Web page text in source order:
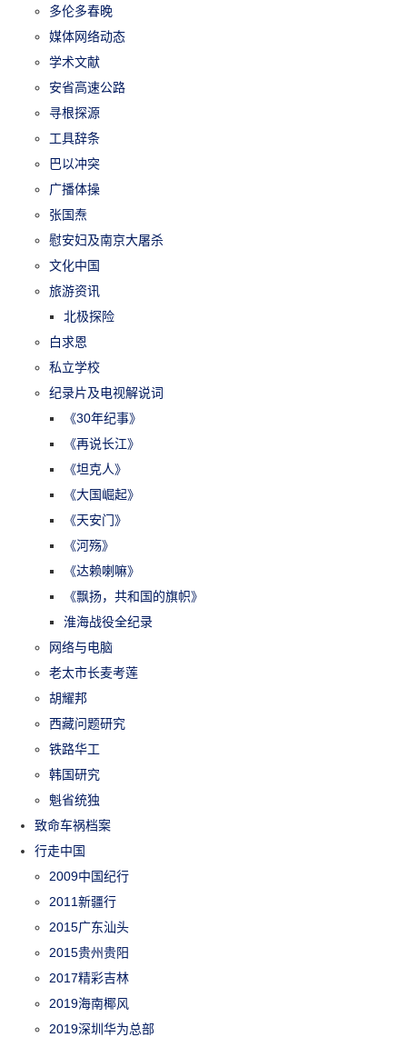
多伦多春晚
媒体网络动态
学术文献
安省高速公路
寻根探源
工具辞条
巴以冲突
广播体操
张国焘
慰安妇及南京大屠杀
文化中国
旅游资讯
北极探险
白求恩
私立学校
纪录片及电视解说词
《30年纪事》
《再说长江》
《坦克人》
《大国崛起》
《天安门》
《河殇》
《达赖喇嘛》
《飘扬，共和国的旗帜》
淮海战役全纪录
网络与电脑
老太市长麦考莲
胡耀邦
西藏问题研究
铁路华工
韩国研究
魁省统独
致命车祸档案
行走中国
2009中国纪行
2011新疆行
2015广东汕头
2015贵州贵阳
2017精彩吉林
2019海南椰风
2019深圳华为总部